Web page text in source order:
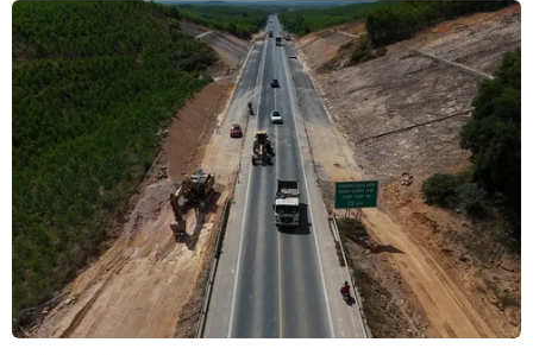
TIN CÙNG CHUYÊN MỤC
Mưa dông khiến hàng chục
chuyến bay tới Nội Bài không thể hạ
cánh